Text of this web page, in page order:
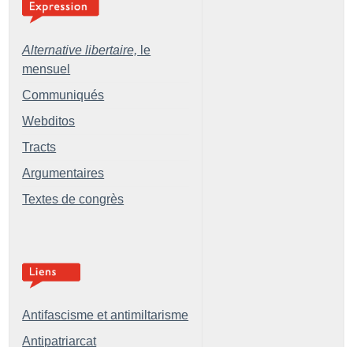
Alternative libertaire, le
mensuel
Communiqués
Webditos
Tracts
Argumentaires
Textes de congrès
Antifascisme et antimiltarisme
Antipatriarcat